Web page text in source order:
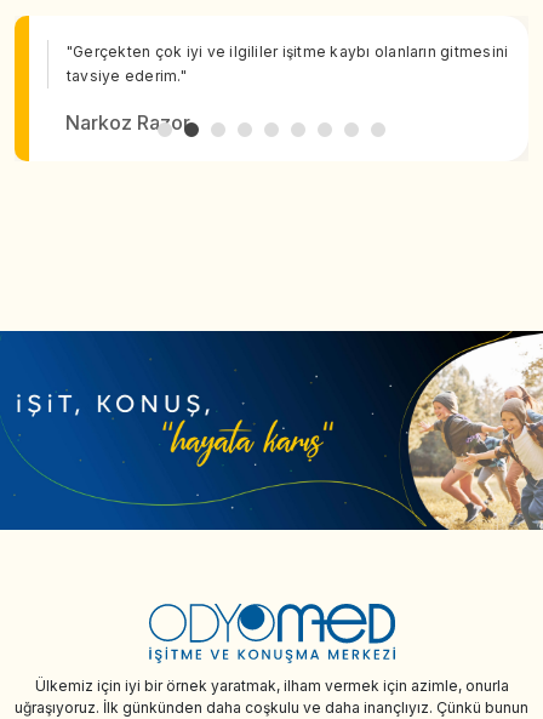
"Gerçekten çok iyi ve ilgililer işitme kaybı olanların gitmesini
tavsiye ederim."
Narkoz Razor
Ülkemiz için iyi bir örnek yaratmak, ilham vermek için azimle, onurla
uğraşıyoruz. İlk günkünden daha coşkulu ve daha inançlıyız. Çünkü bunun